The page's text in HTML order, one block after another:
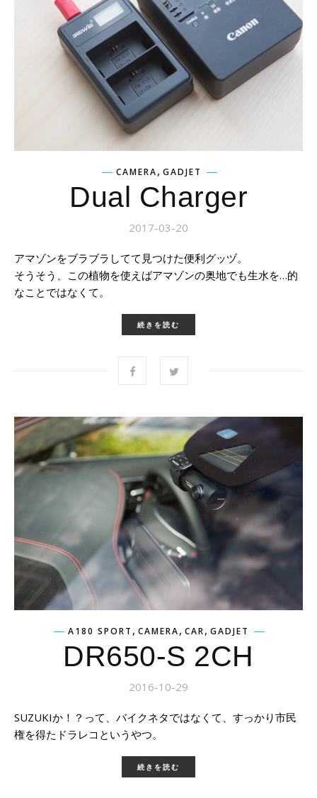
CAMERA, GADJET
Dual Charger
2017-03-20
アマゾンをブラブラしてて見つけた便利グッヅ。
そうそう、この植物を使えばアマゾンの奥地でも生水を…的
なことではなくて。
続きを読む
A180 SPORT , CAMERA, CAR, GADJET
DR650-S 2CH
2016-10-29
SUZUKIか！？って、バイクネタではなくて、すっかり市民
権を得たドラレコというやつ。
続きを読む